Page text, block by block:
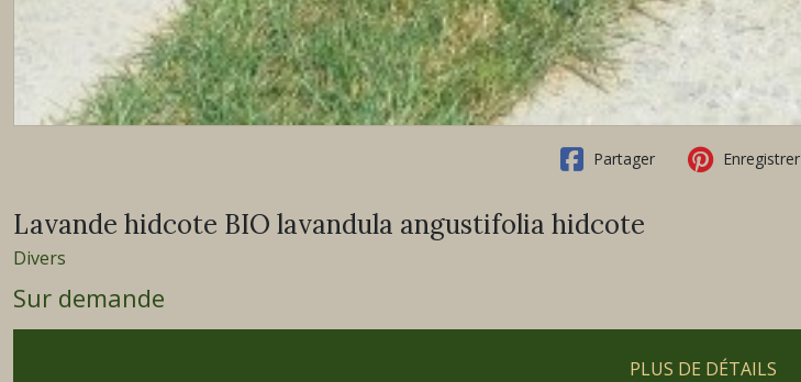
Partager Enregistrer
Lavande hidcote BIO lavandula angustifolia hidcote
Divers
Sur demande
PLUS DE DÉTAILS